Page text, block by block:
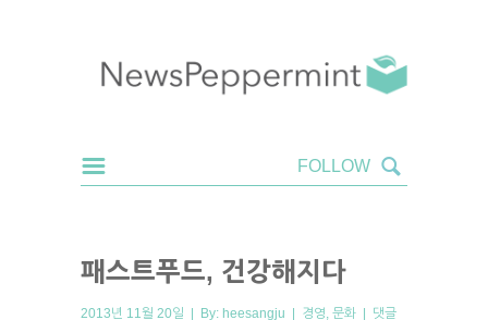
패스트푸드, 건강해지다
2013년 11월 20일 | By: heesangju | 경영 문화 | 댓글